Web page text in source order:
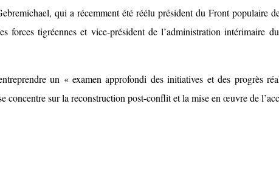
qui a récemment été réélu président du Front populaire
forces tigréennes et vice-président de l’administration intérimaire
un « examen approfondi des initiatives et des progrès
concentre sur la reconstruction post-conflit et la mise en œuvre de